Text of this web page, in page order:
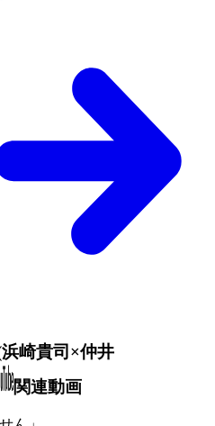
崎貴司×仲井
関連動画